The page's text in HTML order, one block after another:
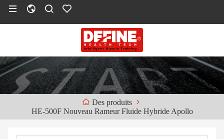
Des produits
HE-500F Nouveau Rameur Fluide Hybride Apollo